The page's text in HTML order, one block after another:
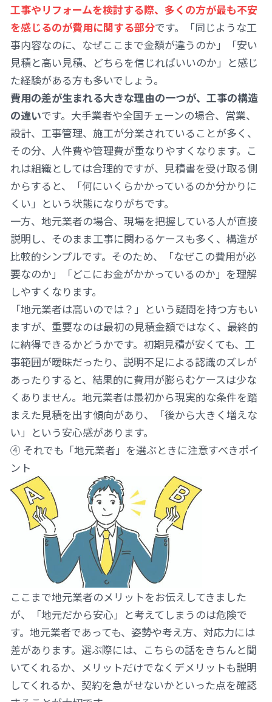
工事やリフォームを検討する際、多くの方が最も不安
を感じるのが費用に関する部分です。「同じような工
事内容なのに、なぜここまで金額が違うのか」「安い
見積と高い見積、どちらを信じればいいのか」と感じ
た経験がある方も多いでしょう。
費用の差が生まれる大きな理由の一つが、工事の構造
の違いです。大手業者や全国チェーンの場合、営業、
設計、工事管理、施工が分業されていることが多く、
その分、人件費や管理費が重なりやすくなります。こ
れは組織としては合理的ですが、見積書を受け取る側
からすると、「何にいくらかかっているのか分かりに
くい」という状態になりがちです。
一方、地元業者の場合、現場を把握している人が直接
説明し、そのまま工事に関わるケースも多く、構造が
比較的シンプルです。そのため、「なぜこの費用が必
要なのか」「どこにお金がかかっているのか」を理解
しやすくなります。
「地元業者は高いのでは？」という疑問を持つ方もい
ますが、重要なのは最初の見積金額ではなく、最終的
に納得できるかどうかです。初期見積が安くても、工
事範囲が曖昧だったり、説明不足による認識のズレが
あったりすると、結果的に費用が膨らむケースは少な
くありません。地元業者は最初から現実的な条件を踏
まえた見積を出す傾向があり、「後から大きく増えな
い」という安心感があります。
④ それでも「地元業者」を選ぶときに注意すべきポイ
ント
ここまで地元業者のメリットをお伝えしてきました
が、「地元だから安心」と考えてしまうのは危険で
す。地元業者であっても、姿勢や考え方、対応力には
差があります。選ぶ際には、こちらの話をきちんと聞
いてくれるか、メリットだけでなくデメリットも説明
してくれるか、契約を急がせないかといった点を確認